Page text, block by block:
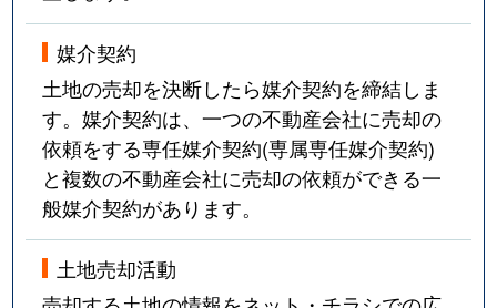
媒介契約
土地の売却を決断したら媒介契約を締結しま
す。媒介契約は、一つの不動産会社に売却の
依頼をする専任媒介契約(専属専任媒介契約)
と複数の不動産会社に売却の依頼ができる一
般媒介契約があります。
土地売却活動